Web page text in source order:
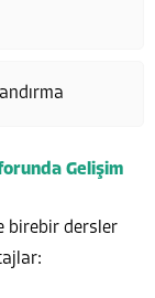
Gelişim
birebir dersler